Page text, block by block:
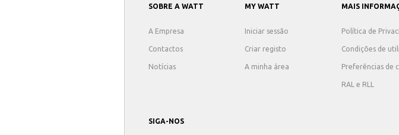
SOBRE A WATT
A Empresa
Contactos
Notícias
MY WATT
Iniciar sessão
Criar registo
A minha área
MAIS
Política de
Condições de
Preferências de
RAL e RLL
SIGA-NOS